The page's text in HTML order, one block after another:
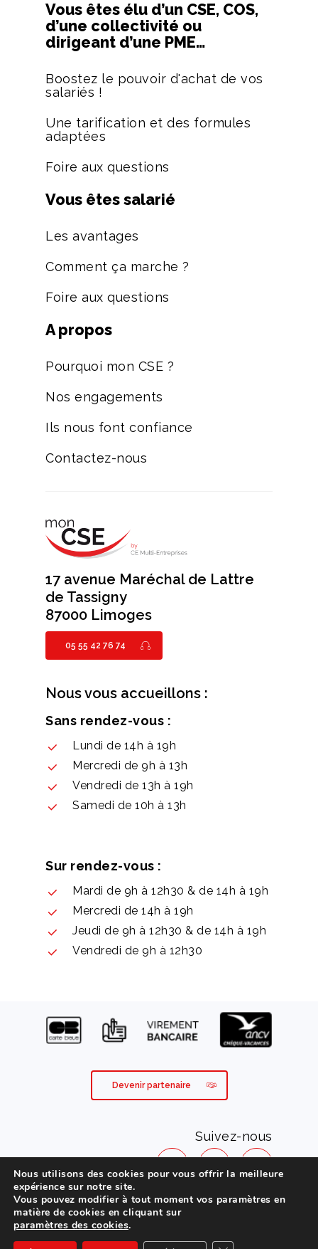
Vous êtes élu d’un CSE, COS,
d’une collectivité ou
dirigeant d’une PME…
Boostez le pouvoir d'achat de vos
salariés !
Une tarification et des formules
adaptées
Foire aux questions
Vous êtes salarié
Les avantages
Comment ça marche ?
Foire aux questions
A propos
Pourquoi mon CSE ?
Nos engagements
Ils nous font confiance
Contactez-nous
17 avenue Maréchal de Lattre
de Tassigny
87000 Limoges
05 55 42 76 74
Nous vous accueillons :
Sans rendez-vous :
Lundi de 14h à 19h
Mercredi de 9h à 13h
Vendredi de 13h à 19h
Samedi de 10h à 13h
Sur rendez-vous :
Mardi de 9h à 12h30 & de 14h à 19h
Mercredi de 14h à 19h
Jeudi de 9h à 12h30 & de 14h à 19h
Vendredi de 9h à 12h30
Devenir partenaire
Suivez-nous
Mentions légales
Nous utilisons des cookies pour vous offrir la meilleure
expérience sur notre site.
Vous pouvez modifier à tout moment vos paramètres en
matière de cookies en cliquant sur
paramètres des cookies.